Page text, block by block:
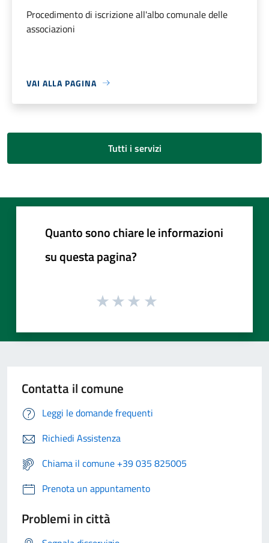
Procedimento di iscrizione all'albo comunale delle
associazioni
VAI ALLA PAGINA
Tutti i servizi
Quanto sono chiare le informazioni
su questa pagina?
Contatta il comune
Leggi le domande frequenti
Richiedi Assistenza
Chiama il comune +39 035 825005
Prenota un appuntamento
Problemi in città